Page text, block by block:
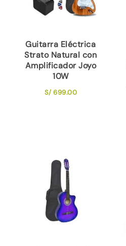
Guitarra Eléctrica
Strato Natural con
Amplificador Joyo
10W
S/699.00